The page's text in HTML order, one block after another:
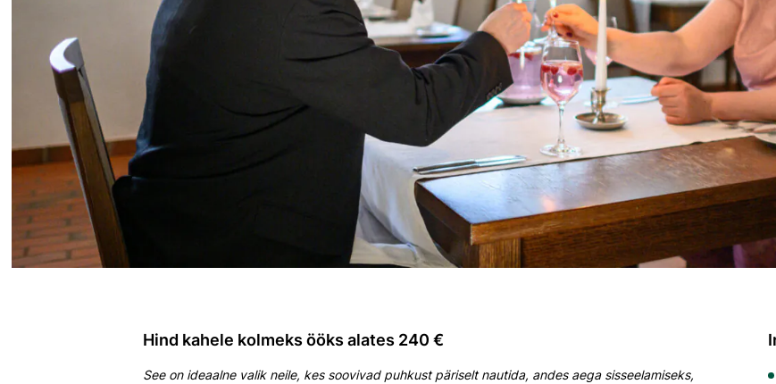
Hind kahele kolmeks ööks alates 240 €
See on ideaalne valik neile, kes soovivad puhkust päriselt nautida, andes aega sisseelamiseks,